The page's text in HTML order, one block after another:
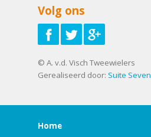
Volg ons
© A. v.d. Visch Tweewielers
Gerealiseerd door: Suite Seven
Home